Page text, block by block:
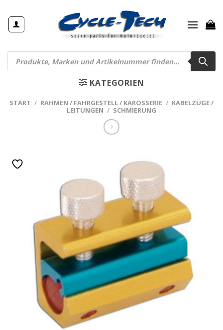
Inhalt
springen
Products
search
KATEGORIEN
START / RAHMEN / FAHRGESTELL / KAROSSERIE / KABELZÜGE /
LEITUNGEN / SCHMIERUNG